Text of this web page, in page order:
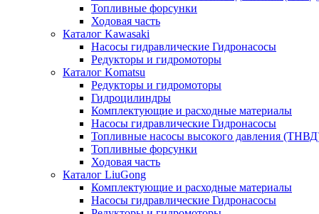
Топливные форсунки
Ходовая часть
Каталог Kawasaki
Насосы гидравлические Гидронасосы
Редукторы и гидромоторы
Каталог Komatsu
Редукторы и гидромоторы
Гидроцилиндры
Комплектующие и расходные материалы
Насосы гидравлические Гидронасосы
Топливные насосы высокого давления
Топливные форсунки
Ходовая часть
Каталог LiuGong
Комплектующие и расходные материалы
Насосы гидравлические Гидронасосы